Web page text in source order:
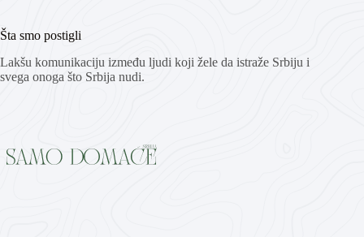
Šta smo postigli
Lakšu komunikaciju između ljudi koji žele da istraže Srbiju i
svega onoga što Srbija nudi.